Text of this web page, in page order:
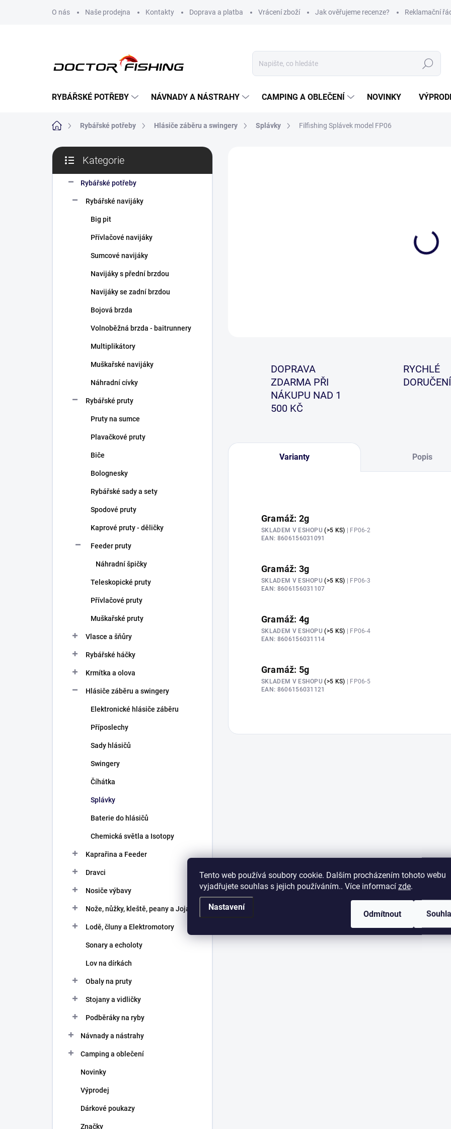
Tento web používá soubory cookie. Dalším procházením tohoto webu
vyjadřujete souhlas s jejich používáním.. Více informací zde.
Nastavení
Odmítnout
O nás Naše prodejna Kontakty Doprava a platba Vrácení zboží Jak ověřujeme recenze? Reklamační
Hledat
RYBÁŘSKÉ POTŘEBY NÁVNADY A NÁSTRAHY CAMPING A OBLEČENÍ NOVINKY
Domů Rybářské potřeby Hlásiče záběru a swingery Splávky Filfishing Splávek model FP06
P
s
kategorie
Kategorie
Rybářské potřeby
Rybářské navijáky
Big pit
Přívlačové navijáky
Sumcové navijáky
Navijáky s přední brzdou
Navijáky se zadní brzdou
Bojová brzda
Volnoběžná brzda - baitrunnery
Multiplikátory
Muškařské navijáky
Náhradní cívky
Rybářské pruty
Pruty na sumce
Plavačkové pruty
Biče
Bolognesky
Rybářské sady a sety
Spodové pruty
Kaprové pruty - děličky
Feeder pruty
Náhradní špičky
Teleskopické pruty
Přívlačové pruty
Muškařské pruty
Vlasce a šňůry
Rybářské háčky
Krmítka a olova
Hlásiče záběru a swingery
Elektronické hlásiče záběru
Příposlechy
Sady hlásičů
Swingery
Číhátka
Splávky
Baterie do hlásičů
Chemická světla a Isotopy
Kaprařina a Feeder
Dravci
Nosiče výbavy
Nože, nůžky, kleště, peany a Joja
Lodě, čluny a Elektromotory
Sonary a echoloty
Lov na dírkách
Obaly na pruty
Stojany a vidličky
Podběráky na ryby
Návnady a nástrahy
Camping a oblečení
Novinky
Výprodej
Dárkové poukazy
Značky
DOPRAVA
ZDARMA PŘI
NÁKUPU NAD 1
500 KČ
RYCHLÉ
DORUČENÍ
Varianty Popis
Gramáž: 2g
SKLADEM V ESHOPU(>5 KS) | FP06-2
EAN: 8606156031091
Gramáž: 3g
SKLADEM V ESHOPU(>5 KS) | FP06-3
EAN: 8606156031107
Gramáž: 4g
SKLADEM V ESHOPU(>5 KS) | FP06-4
EAN: 8606156031114
Gramáž: 5g
SKLADEM V ESHOPU(>5 KS) | FP06-5
EAN: 8606156031121